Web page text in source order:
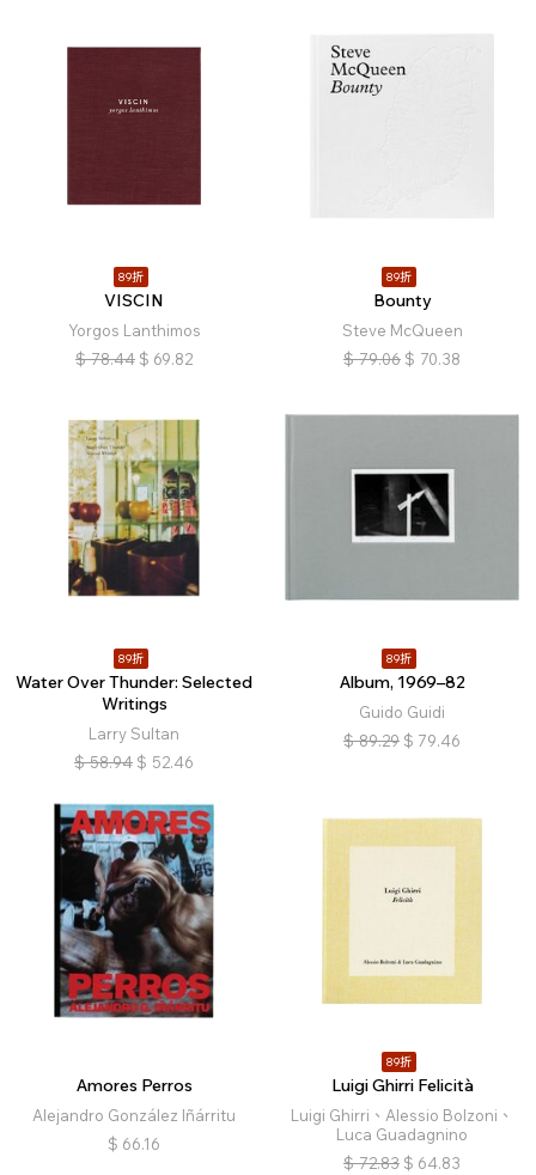
89折
VISCIN
Yorgos Lanthimos
$ 78.44 $ 69.82
89折
Bounty
Steve McQueen
$ 79.06 $ 70.38
89折
Water Over Thunder: Selected
Writings
Larry Sultan
$ 58.94 $ 52.46
89折
Album, 1969–82
Guido Guidi
$ 89.29 $ 79.46
Amores Perros
Alejandro González Iñárritu
$ 66.16
89折
Luigi Ghirri Felicità
Luigi Ghirri、Alessio Bolzoni、
Luca Guadagnino
$ 72.83 $ 64.83